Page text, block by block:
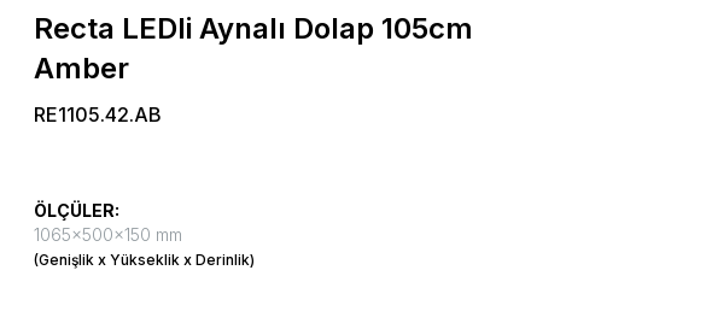
Recta LEDli Aynalı Dolap 105cm
Amber
RE1105.42.AB
ÖLÇÜLER:
1065x500x150 mm
(Genişlik x Yükseklik x Derinlik)